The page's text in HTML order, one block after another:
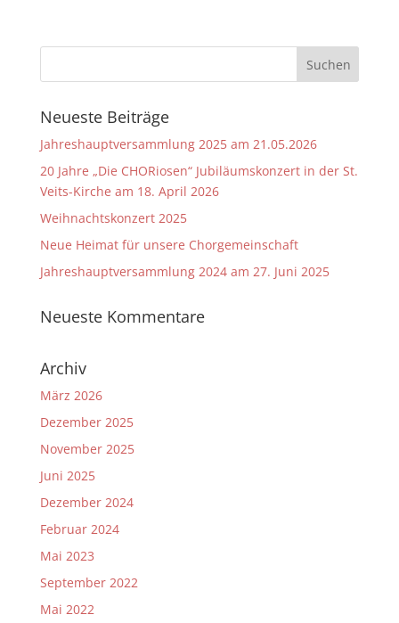
Neueste Beiträge
Jahreshauptversammlung 2025 am 21.05.2026
20 Jahre „Die CHORiosen“ Jubiläumskonzert in der St.
Veits-Kirche am 18. April 2026
Weihnachtskonzert 2025
Neue Heimat für unsere Chorgemeinschaft
Jahreshauptversammlung 2024 am 27. Juni 2025
Neueste Kommentare
Archiv
März 2026
Dezember 2025
November 2025
Juni 2025
Dezember 2024
Februar 2024
Mai 2023
September 2022
Mai 2022